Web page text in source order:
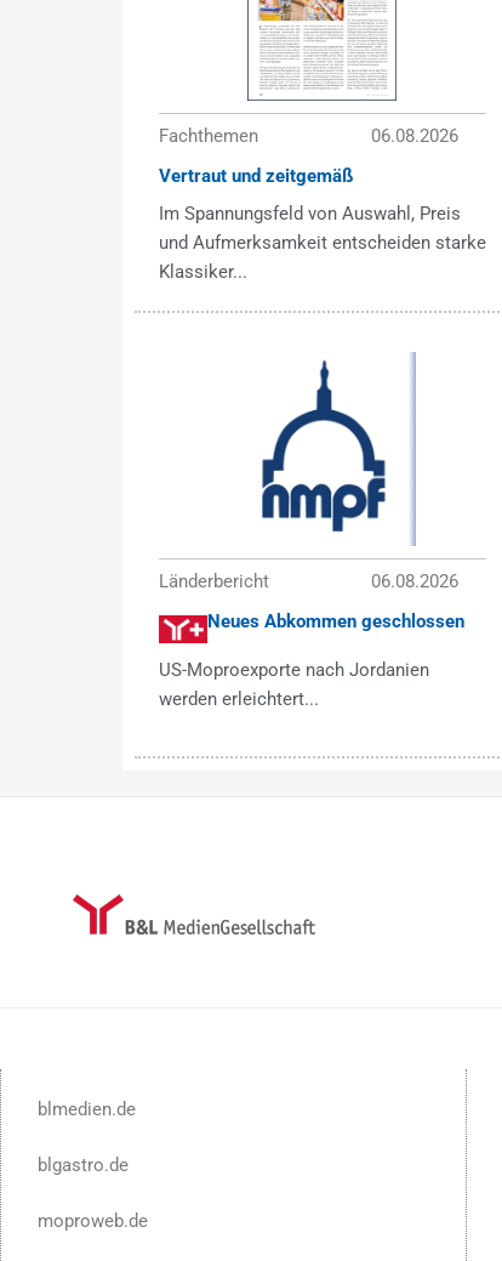
Fachthemen
06.08.2026
Vertraut und zeitgemäß
Im Spannungsfeld von Auswahl, Preis
und Aufmerksamkeit entscheiden starke
Klassiker...
Länderbericht
06.08.2026
Neues Abkommen geschlossen
US-Moproexporte nach Jordanien
werden erleichtert...
blmedien.de
blgastro.de
moproweb.de